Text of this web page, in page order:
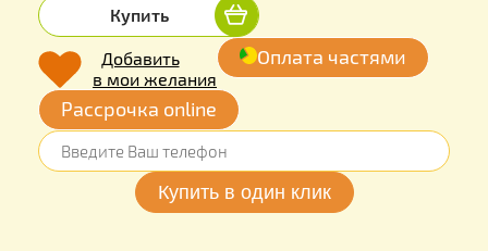
Купить
Добавить
в мои желания
Оплата частями
Рассрочка online